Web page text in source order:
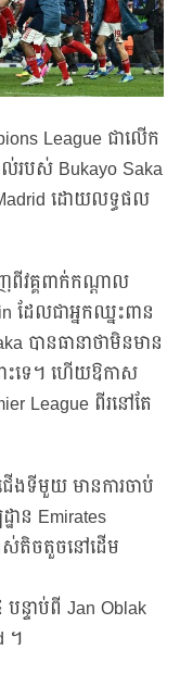
League ជាលើក
ល់របស់ Bukayo Saka
ដោយលទ្ធផល
វគ្គពាក់កណ្តាល
ដែលជាអ្នកឈ្នះពាន
បានធានាថាមិនមាន
ះទេ។ ហើយឱកាស
League ពីរនៅតែ
ងទីមួយ មានការចាប់
ាន Emirates
តិចតួចនៅដើម
ទាប់ពី Jan Oblak
។